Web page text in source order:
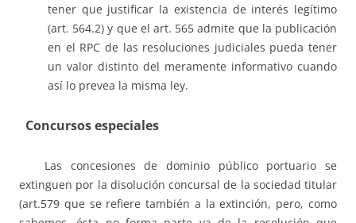
tener que justificar la existencia de interés legítimo
(art. 564.2) y que el art. 565 admite que la publicación
en el RPC de las resoluciones judiciales pueda tener
un valor distinto del meramente informativo cuando
así lo prevea la misma ley.
Concursos especiales
Las concesiones de dominio público portuario se
extinguen por la disolución concursal de la sociedad titular
(art.579 que se refiere también a la extinción, pero, como